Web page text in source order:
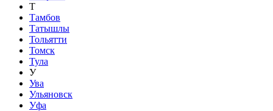
Т
Тамбов
Татышлы
Тольятти
Томск
Тула
У
Ува
Ульяновск
Уфа